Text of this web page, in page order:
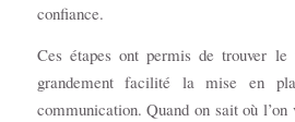
confiance.
Ces étapes ont permis de trouver
grandement facilité la mise en
communication. Quand on sait où